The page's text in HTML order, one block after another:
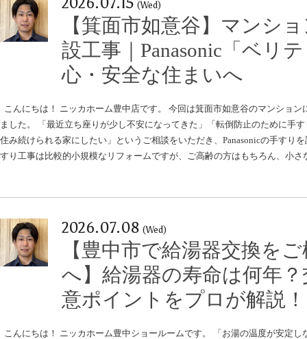
(Wed)
【箕面市如意谷】マンシ
設工事｜Panasonic「ベリ
心・安全な住まいへ
こんにちは！ ニッカホーム豊中店です。 今回は箕面市如意谷のマンショ
ました。 「最近立ち座りが少し不安になってきた」「転倒防止のために手
住み続けられる家にしたい」というご相談をいただき、Panasonicの手すり
すり工事は比較的小規模なリフォームですが、ご高齢の方はもちろん、小さ
2026.07.08 (Wed)
【豊中市で給湯器交換を
へ】給湯器の寿命は何年
意ポイントをプロが解説！
こんにちは！ ニッカホーム豊中ショールームです。 「お湯の温度が安定